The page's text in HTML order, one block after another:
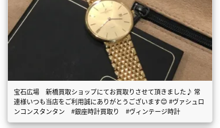
宝石広場 新橋買取ショップにてお買取りさせて頂きました♪ 常
連様いつも当店をご利用誠にありがとうございます😊 #ヴァシュロ
ンコンスタンタン #銀座時計買取り #ヴィンテージ時計